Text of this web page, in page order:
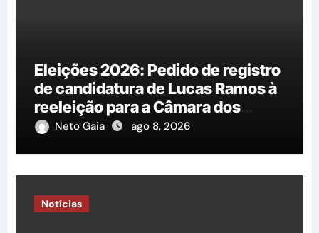
Eleições 2026: Pedido de registro
de candidatura de Lucas Ramos à
reeleição para a Câmara dos
Deputados é protocolado na
Neto Gaia ago 8, 2026
Notícias